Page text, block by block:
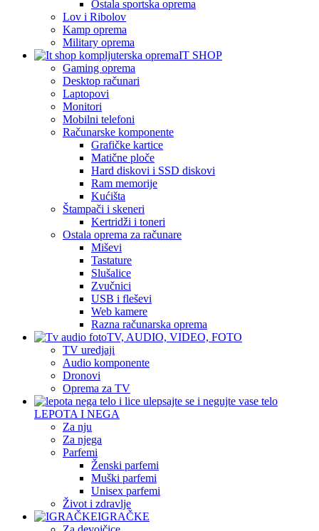
Ostala sportska oprema
Lov i Ribolov
Kamp oprema
Military oprema
IT SHOP
Gaming oprema
Desktop računari
Laptopovi
Monitori
Mobilni telefoni
Računarske komponente
Grafičke kartice
Matične ploče
Hard diskovi i SSD diskovi
Ram memorije
Kućišta
Štampači i skeneri
Kertridži i toneri
Ostala oprema za računare
Miševi
Tastature
Slušalice
Zvučnici
USB i fleševi
Web kamere
Razna računarska oprema
TV, AUDIO, VIDEO, FOTO
TV uredjaji
Audio komponente
Dronovi
Oprema za TV
LEPOTA I NEGA
Za nju
Za njega
Parfemi
Ženski parfemi
Muški parfemi
Unisex parfemi
Život i zdravlje
IGRAČKE